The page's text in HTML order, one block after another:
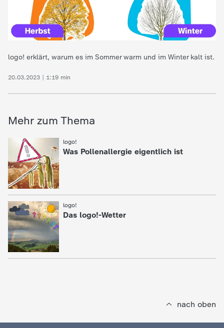
logo! erklärt, warum es im Sommer warm und im Winter kalt ist.
20.03.2023 | 1:19 min
Mehr zum Thema
logo!
Was Pollenallergie eigentlich ist
logo!
:
Das logo!-Wetter
nach oben